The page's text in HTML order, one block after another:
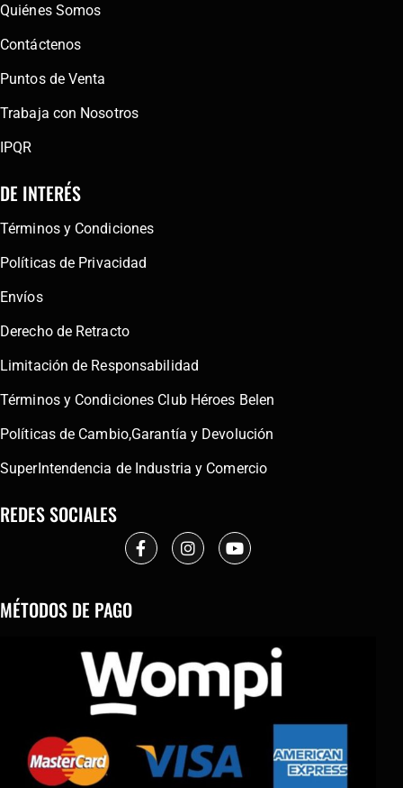
Quiénes Somos
Contáctenos
Puntos de Venta
Trabaja con Nosotros
IPQR
DE INTERÉS
Términos y Condiciones
Políticas de Privacidad
Envíos
Derecho de Retracto
Limitación de Responsabilidad
Términos y Condiciones Club Héroes Belen
Políticas de Cambio,Garantía y Devolución
SuperIntendencia de Industria y Comercio
REDES SOCIALES
MÉTODOS DE PAGO